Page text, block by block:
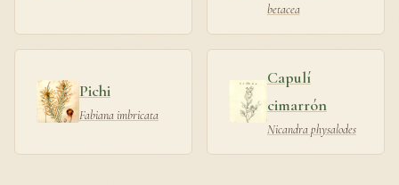
betacea
Pichi
Fabiana imbricata
Capulí
cimarrón
Nicandra physalodes